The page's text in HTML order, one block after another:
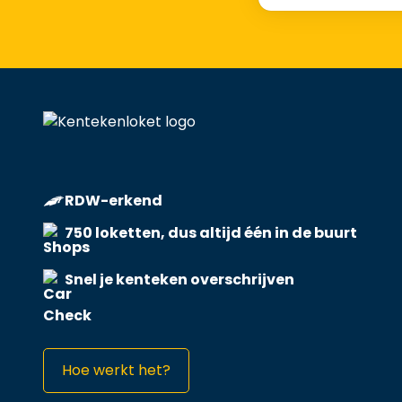
RDW-erkend
750 loketten, dus altijd één in de buurt
Snel je kenteken overschrijven
Hoe werkt het?